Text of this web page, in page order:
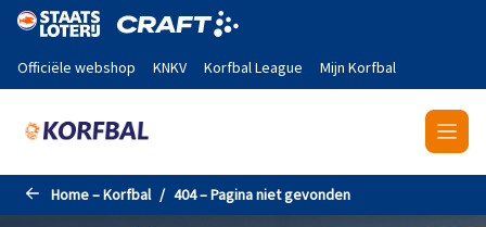
Naar de hoofdinhoud gaan
Officiële webshop KNKV Korfbal League Mijn Korfbal
Home – Korfbal 404 – Pagina niet gevonden